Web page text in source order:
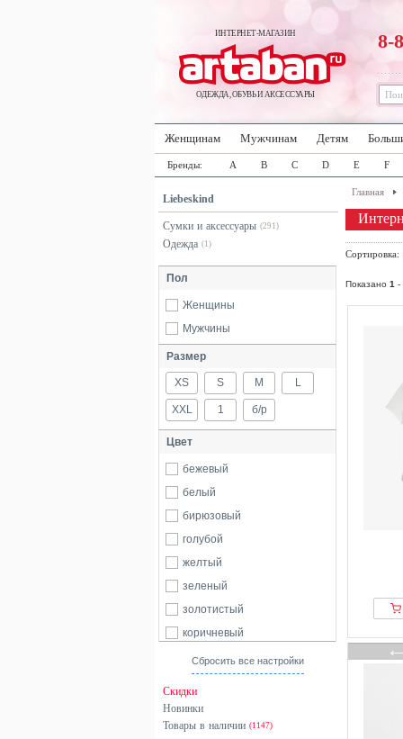
ИНТЕРНЕТ-МАГАЗИН
ОДЕЖДА, ОБУВЬ И АКСЕССУАРЫ
8-
Женщинам Мужчинам Детям
Бренды: A B C D E F
Liebeskind
Сумки и аксессуары (291)
Одежда (1)
Пол
Женщины
Мужчины
Размер
XS S M L
XXL 1 б/р
Цвет
бежевый
белый
бирюзовый
голубой
желтый
зеленый
золотистый
коричневый
красный
серебристый
Сбросить все настройки
Скидки
Новинки
Товары в наличии (1147)
Главная
Показано 1 -